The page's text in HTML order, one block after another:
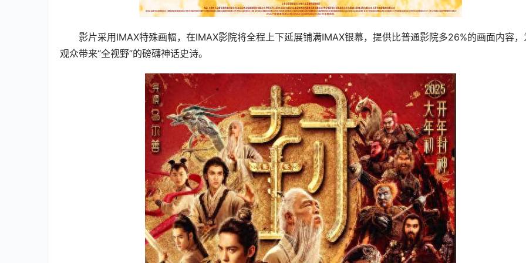
影片采用IMAX特殊画幅，在IMAX影院将全程上下延展铺满IMAX银幕，提供比普通影院多26%的画面内容，
观众带来“全视野”的磅礴神话史诗。